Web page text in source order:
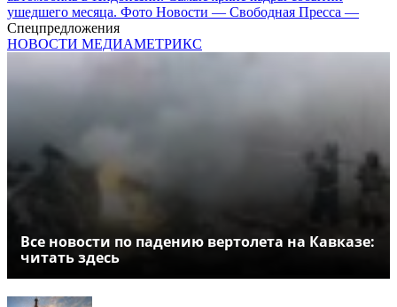
ушедшего месяца. Фото Новости — Свободная Пресса —
Спецпредложения
НОВОСТИ МЕДИАМЕТРИКС
Все новости по падению вертолета на Кавказе:
читать здесь